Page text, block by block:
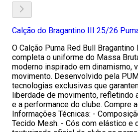
Calção do Bragantino III 25/26
O Calção Puma Red Bull
completa o uniforme do Massa
moderno inspirado em dinamismo,
movimento. Desenvolvido pela
tecnologias exclusivas que
liberdade de movimento, refletindo
e a performance do clube. Compre
Informações Técnicas: -
Tecido Mesh. - Cós com elástico e